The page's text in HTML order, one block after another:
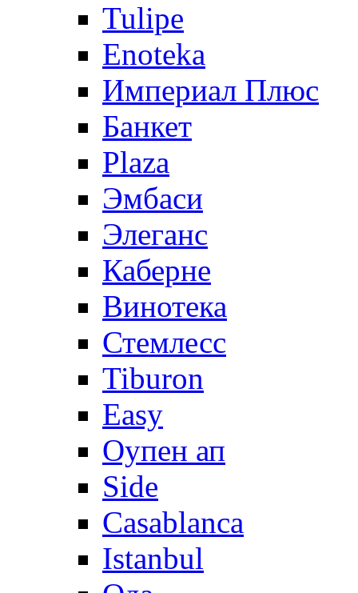
Tulipe
Enoteka
Империал Плюс
Банкет
Plaza
Эмбаси
Элеганс
Каберне
Винотека
Стемлесс
Tiburon
Easy
Оупен ап
Side
Casablanca
Istanbul